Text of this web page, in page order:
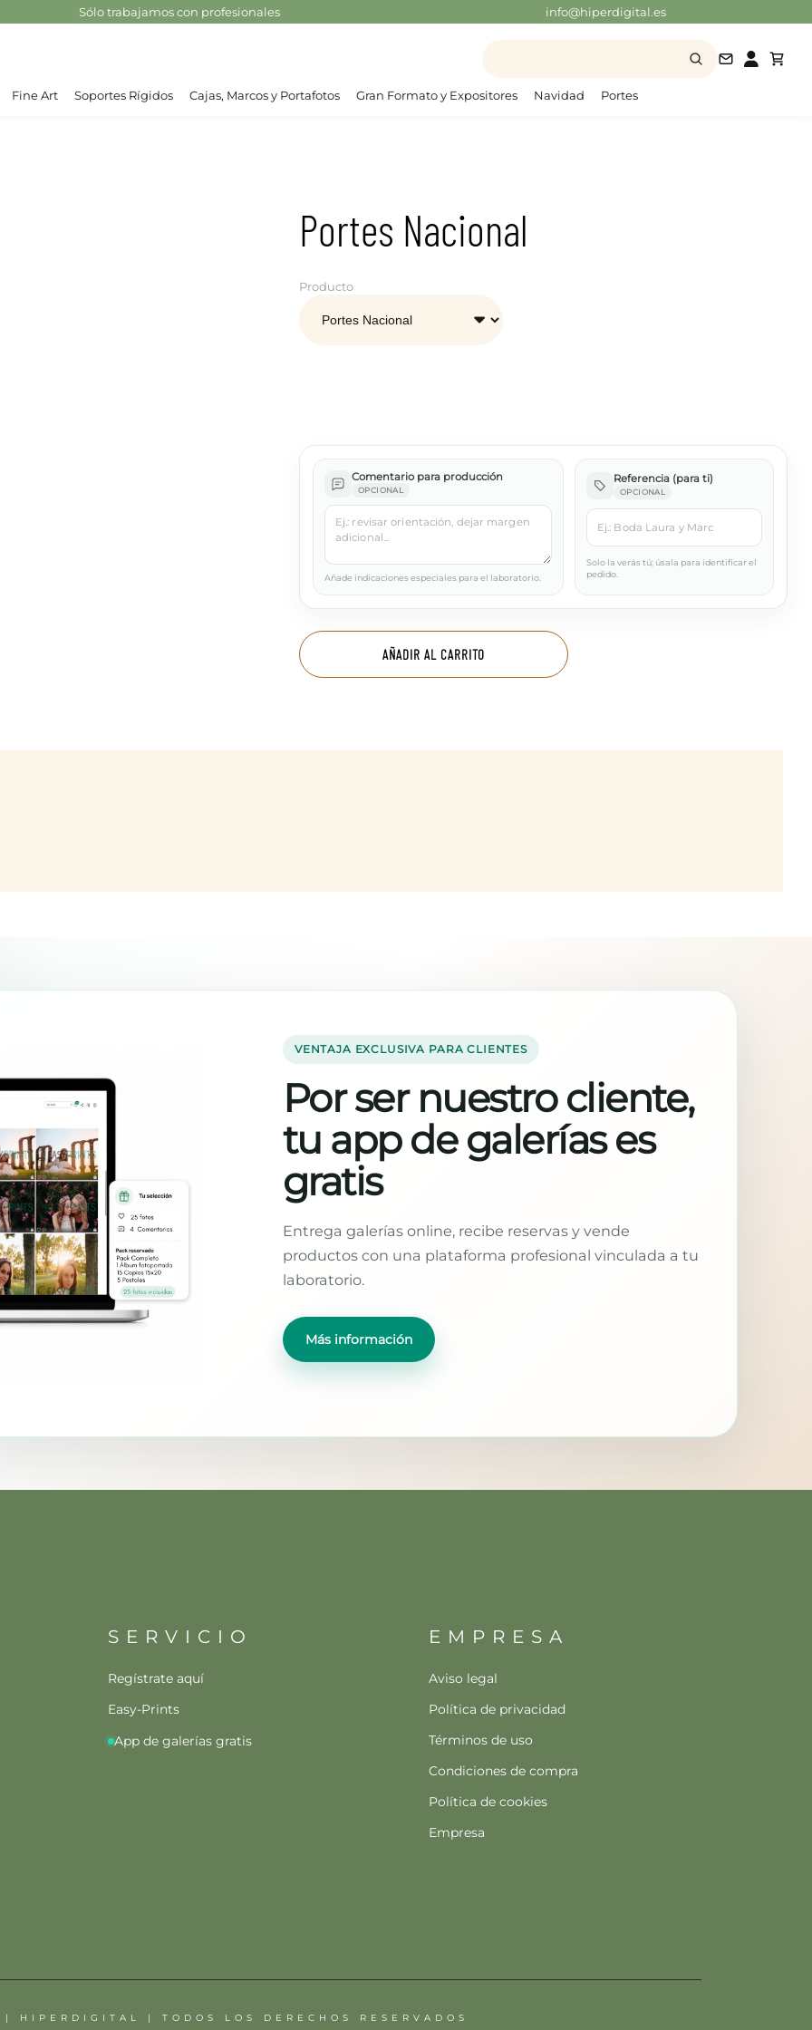
Sólo trabajamos con profesionales info@hiperdigital.es
Fine Art Soportes Rígidos Cajas, Marcos y Portafotos Gran Formato y Expositores Navidad Portes
Portes Nacional
Producto
Comentario para producción
OPCIONAL
Añade indicaciones especiales para el laboratorio.
Referencia (para ti)
OPCIONAL
Solo la verás tú; úsala para identificar el
pedido.
AÑADIR AL CARRITO
VENTAJA EXCLUSIVA PARA CLIENTES
Por ser nuestro cliente,
tu app de galerías es
gratis
Entrega galerías online, recibe reservas y vende
productos con una plataforma profesional vinculada a tu
laboratorio.
Más información
SERVICIO
Regístrate aquí
Easy-Prints
App de galerías gratis
EMPRESA
Aviso legal
Política de privacidad
Términos de uso
Condiciones de compra
Política de cookies
Empresa
HIPERDIGITAL | TODOS LOS DERECHOS RESERVADOS